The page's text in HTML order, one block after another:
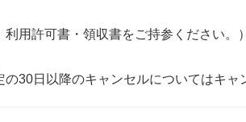
利用許可書・領収書をご持参ください。
30日以降のキャンセルについてはキャ